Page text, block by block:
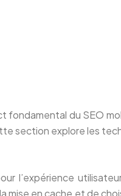
fondamental du SEO
section explore les
l’expérience
la mise en cache et de